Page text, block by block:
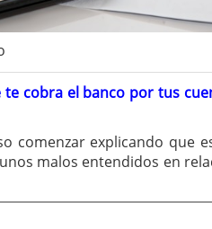
te cobra el banco por tus
comenzar explicando que
malos entendidos en